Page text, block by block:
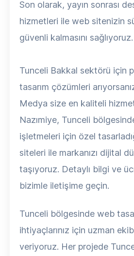
Son olarak, yayın sonrası
hizmetleri ile web sitenizin
güvenli kalmasını sağlıyoruz.
Tunceli Bakkal sektörü için
tasarım çözümleri
Medya size en kaliteli
Nazımiye, Tunceli
işletmeleri için özel
siteleri ile markanızı dijital
taşıyoruz. Detaylı bilgi ve
bizimle iletişime geçin.
Tunceli bölgesinde web
ihtiyaçlarınız için uzman
veriyoruz. Her projede